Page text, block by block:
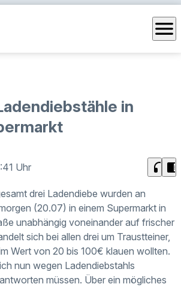
menu
in
Uhr headphones chrome_reader_mode
drei Ladendiebe wurden an
(20.07) in einem Supermarkt in
unabhängig voneinander auf frischer
sich bei allen drei um Traustteiner,
Wert von 20 bis 100€ klauen wollten.
nun wegen Ladendiebstahls
müssen. Über ein mögliches